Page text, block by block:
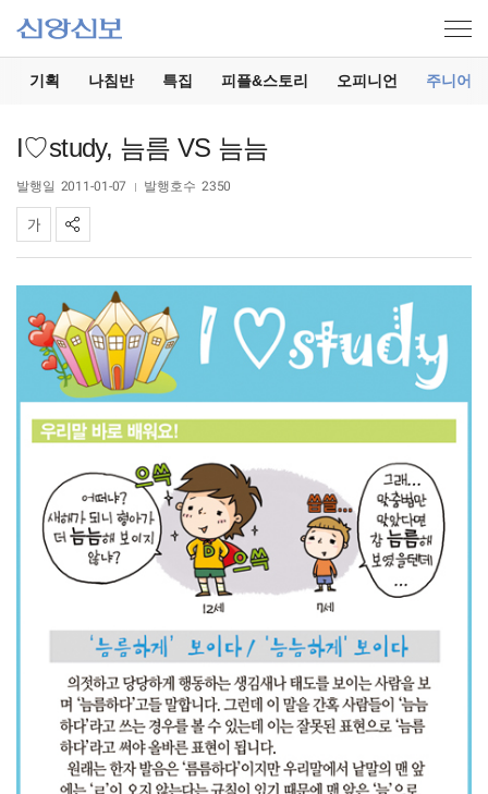
기획 나침반 특집 피플&스토리 오피니언 주니어
I♡study, 늠름 VS 늠늠
발행일 2011-01-07 발행호수 2350